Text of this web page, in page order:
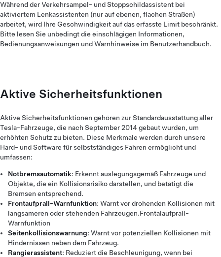
Während der Verkehrsampel- und Stoppschildassistent bei
aktiviertem Lenkassistenten (nur auf ebenen, flachen Straßen)
arbeitet, wird Ihre Geschwindigkeit auf das erfasste Limit beschränkt.
Bitte lesen Sie unbedingt die einschlägigen Informationen,
Bedienungsanweisungen und Warnhinweise im Benutzerhandbuch.
Aktive Sicherheitsfunktionen
Aktive Sicherheitsfunktionen gehören zur Standardausstattung aller
Tesla-Fahrzeuge, die nach September 2014 gebaut wurden, um
erhöhten Schutz zu bieten. Diese Merkmale werden durch unsere
Hard- und Software für selbstständiges Fahren ermöglicht und
umfassen:
Notbremsautomatik: Erkennt auslegungsgemäß Fahrzeuge und
Objekte, die ein Kollisionsrisiko darstellen, und betätigt die
Bremsen entsprechend.
Frontaufprall-Warnfunktion: Warnt vor drohenden Kollisionen mit
langsameren oder stehenden Fahrzeugen.Frontalaufprall-
Warnfunktion
Seitenkollisionswarnung: Warnt vor potenziellen Kollisionen mit
Hindernissen neben dem Fahrzeug.
Rangierassistent: Reduziert die Beschleunigung, wenn bei